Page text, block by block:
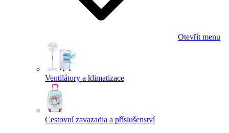
Otevřít menu
Ventilátory a klimatizace
Cestovní zavazadla a příslušenství